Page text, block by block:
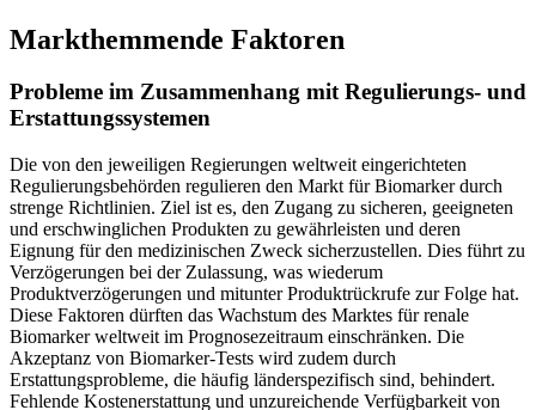
Markthemmende Faktoren
Probleme im Zusammenhang mit Regulierungs- und
Erstattungssystemen
Die von den jeweiligen Regierungen weltweit eingerichteten
Regulierungsbehörden regulieren den Markt für Biomarker durch
strenge Richtlinien. Ziel ist es, den Zugang zu sicheren, geeigneten
und erschwinglichen Produkten zu gewährleisten und deren
Eignung für den medizinischen Zweck sicherzustellen. Dies führt zu
Verzögerungen bei der Zulassung, was wiederum
Produktverzögerungen und mitunter Produktrückrufe zur Folge hat.
Diese Faktoren dürften das Wachstum des Marktes für renale
Biomarker weltweit im Prognosezeitraum einschränken. Die
Akzeptanz von Biomarker-Tests wird zudem durch
Erstattungsprobleme, die häufig länderspezifisch sind, behindert.
Fehlende Kostenerstattung und unzureichende Verfügbarkeit von